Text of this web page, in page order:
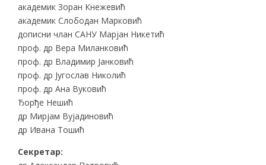
академик Зоран Кнежевић
академик Слободан Марковић
дописни члан САНУ Марјан Никетић
проф. др Вера Миланковић
проф. др Владимир Јанковић
проф. др Југослав Николић
проф. др Ана Вуковић
Ђорђе Нешић
др Мирјам Вујадиновић
др Ивана Тошић
Секретар: